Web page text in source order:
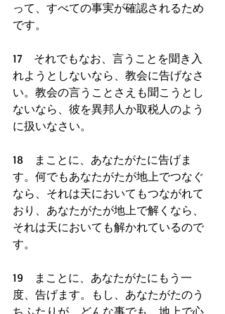
って、すべての事実が確認されるため
です。
17　それでもなお、言うことを聞き入
れようとしないなら、教会に告げなさ
い。教会の言うことさえも聞こうとし
ないなら、彼を異邦人か取税人のよう
に扱いなさい。
18　まことに、あなたがたに告げま
す。何でもあなたがたが地上でつなぐ
なら、それは天においてもつながれて
おり、あなたがたが地上で解くなら、
それは天においても解かれているので
す。
19　まことに、あなたがたにもう一
度、告げます。もし、あなたがたのう
ちふたりが、どんな事でも、地上で心